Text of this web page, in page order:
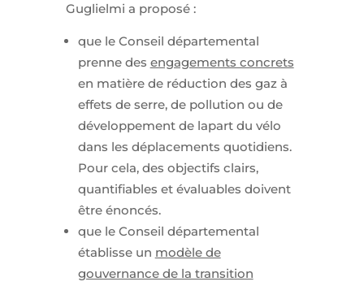
Guglielmi a proposé :
que le Conseil départemental
prenne des engagements concrets
en matière de réduction des gaz à
effets de serre, de pollution ou de
développement de lapart du vélo
dans les déplacements quotidiens.
Pour cela, des objectifs clairs,
quantifiables et évaluables doivent
être énoncés.
que le Conseil départemental
établisse un modèle de
gouvernance de la transition